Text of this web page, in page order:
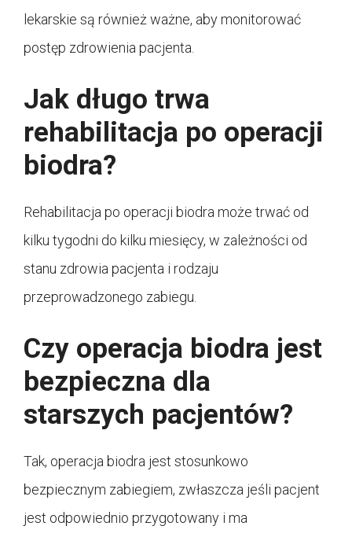
lekarskie są również ważne, aby monitorować
postęp zdrowienia pacjenta.
Jak długo trwa
rehabilitacja po operacji
biodra?
Rehabilitacja po operacji biodra może trwać od
kilku tygodni do kilku miesięcy, w zależności od
stanu zdrowia pacjenta i rodzaju
przeprowadzonego zabiegu.
Czy operacja biodra jest
bezpieczna dla
starszych pacjentów?
Tak, operacja biodra jest stosunkowo
bezpiecznym zabiegiem, zwłaszcza jeśli pacjent
jest odpowiednio przygotowany i ma